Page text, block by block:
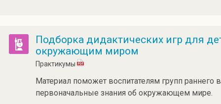
Подборка дидактических игр для
окружающим миром
Практикумы
Материал поможет воспитателям групп раннего
первоначальные знания об окружающем мире.